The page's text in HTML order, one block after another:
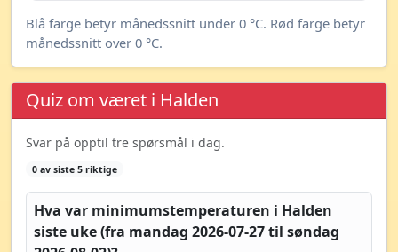
Blå farge betyr månedssnitt under 0 °C. Rød farge betyr
månedssnitt over 0 °C.
Quiz om været i Halden
Svar på opptil tre spørsmål i dag.
0 av siste 5 riktige
Hva var minimumstemperaturen i Halden
siste uke (fra mandag 2026-07-27 til søndag